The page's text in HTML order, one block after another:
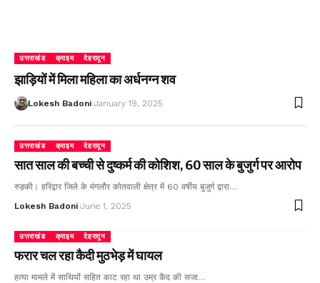
उत्तराखंड क्राइम देहरादून
झाड़ियों में मिला महिला का अर्धनग्न शव
Lokesh Badoni January 19, 2025
उत्तराखंड क्राइम देहरादून
सात साल की बच्ची से दुष्कर्म की कोशिश, 60 साल के बुजुर्ग पर आरोप
रुड़की। हरिद्वार जिले के मंगलौर कोतवाली क्षेत्र में 60 वर्षीय बुजुर्ग द्वारा…
Lokesh Badoni June 1, 2025
उत्तराखंड क्राइम देहरादून
फरार चल रहा कैदी मुठभेड़ में घायल
हत्या मामले में साथियों सहित काट रहा था उम्र कैद की सजा…